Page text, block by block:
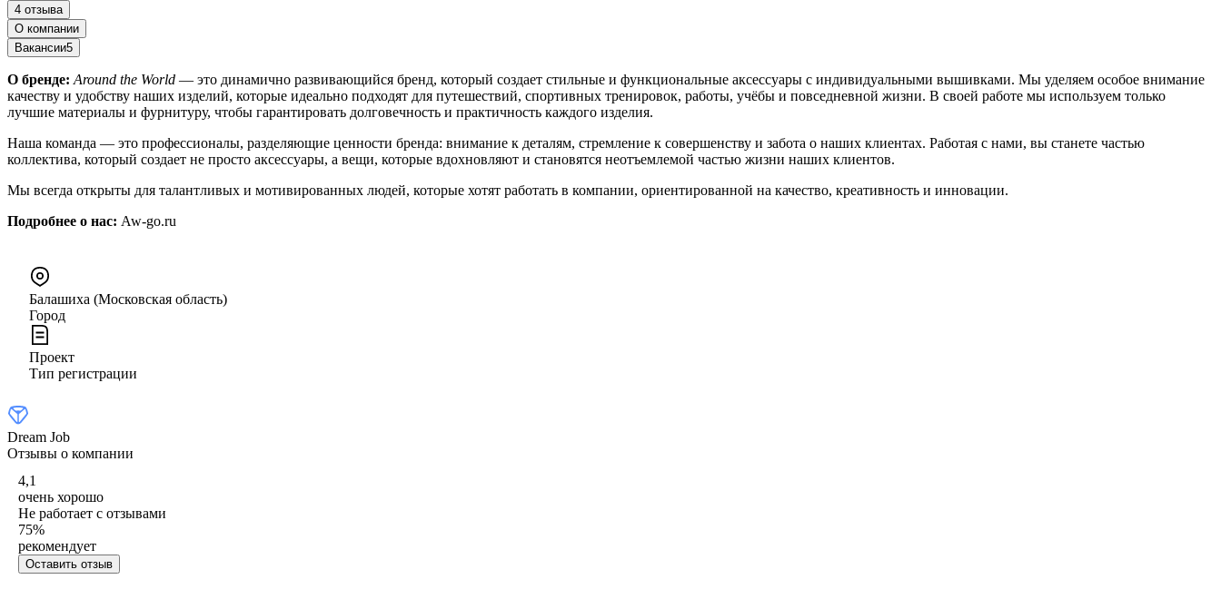
4 отзыва
О компании
Вакансии5
О бренде: Around the World — это динамично развивающийся бренд, который создает стильные и функциональные аксессуары с индивидуальными вышивками. Мы уделяем особое внимание
качеству и удобству наших изделий, которые идеально подходят для путешествий, спортивных тренировок, работы, учёбы и повседневной жизни. В своей работе мы используем только
лучшие материалы и фурнитуру, чтобы гарантировать долговечность и практичность каждого изделия.
Наша команда — это профессионалы, разделяющие ценности бренда: внимание к деталям, стремление к совершенству и забота о наших клиентах. Работая с нами, вы станете частью
коллектива, который создает не просто аксессуары, а вещи, которые вдохновляют и становятся неотъемлемой частью жизни наших клиентов.
Мы всегда открыты для талантливых и мотивированных людей, которые хотят работать в компании, ориентированной на качество, креативность и инновации.
Подробнее о нас: Aw-go.ru
Балашиха (Московская область)
Город
Проект
Тип регистрации
Dream Job
Отзывы о компании
4,1
очень хорошо
Не работает с отзывами
75%
рекомендует
Оставить отзыв